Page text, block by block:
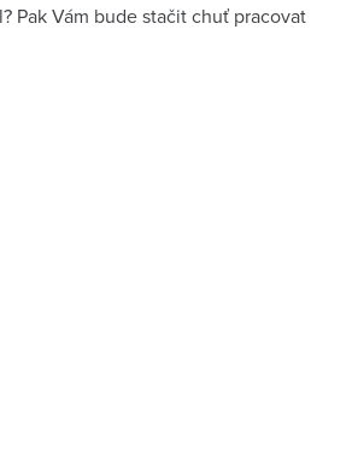
Pak Vám bude stačit chuť pracovat